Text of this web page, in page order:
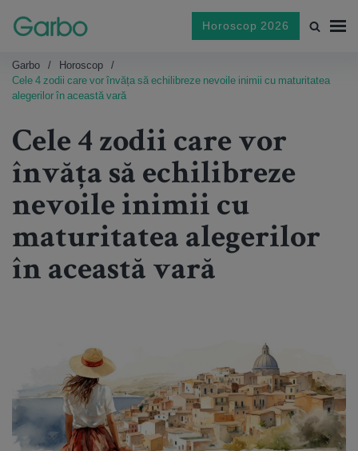
Horoscop 2026
Garbo
Horoscop
Cele 4 zodii care vor învăța să echilibreze nevoile inimii cu maturitatea
alegerilor în această vară
Cele 4 zodii care vor
învăța să echilibreze
nevoile inimii cu
maturitatea alegerilor
în această vară